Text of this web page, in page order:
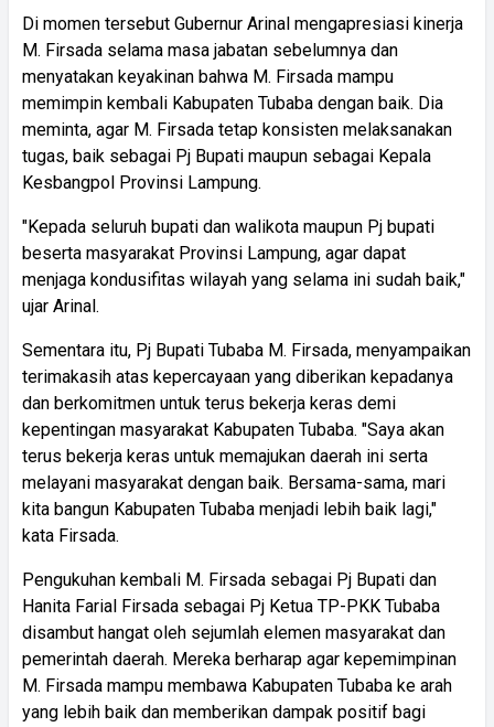
Di momen tersebut Gubernur Arinal mengapresiasi kinerja
M. Firsada selama masa jabatan sebelumnya dan
menyatakan keyakinan bahwa M. Firsada mampu
memimpin kembali Kabupaten Tubaba dengan baik. Dia
meminta, agar M. Firsada tetap konsisten melaksanakan
tugas, baik sebagai Pj Bupati maupun sebagai Kepala
Kesbangpol Provinsi Lampung.
"Kepada seluruh bupati dan walikota maupun Pj bupati
beserta masyarakat Provinsi Lampung, agar dapat
menjaga kondusifitas wilayah yang selama ini sudah baik,"
ujar Arinal.
Sementara itu, Pj Bupati Tubaba M. Firsada, menyampaikan
terimakasih atas kepercayaan yang diberikan kepadanya
dan berkomitmen untuk terus bekerja keras demi
kepentingan masyarakat Kabupaten Tubaba. "Saya akan
terus bekerja keras untuk memajukan daerah ini serta
melayani masyarakat dengan baik. Bersama-sama, mari
kita bangun Kabupaten Tubaba menjadi lebih baik lagi,"
kata Firsada.
Pengukuhan kembali M. Firsada sebagai Pj Bupati dan
Hanita Farial Firsada sebagai Pj Ketua TP-PKK Tubaba
disambut hangat oleh sejumlah elemen masyarakat dan
pemerintah daerah. Mereka berharap agar kepemimpinan
M. Firsada mampu membawa Kabupaten Tubaba ke arah
yang lebih baik dan memberikan dampak positif bagi